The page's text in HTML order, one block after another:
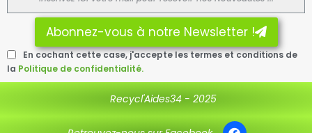
Abonnez-vous à notre Newsletter !
En cochant cette case, j'accepte les termes et conditions de
la Politique de confidentialité.
Recycl'Aides34 - 2025